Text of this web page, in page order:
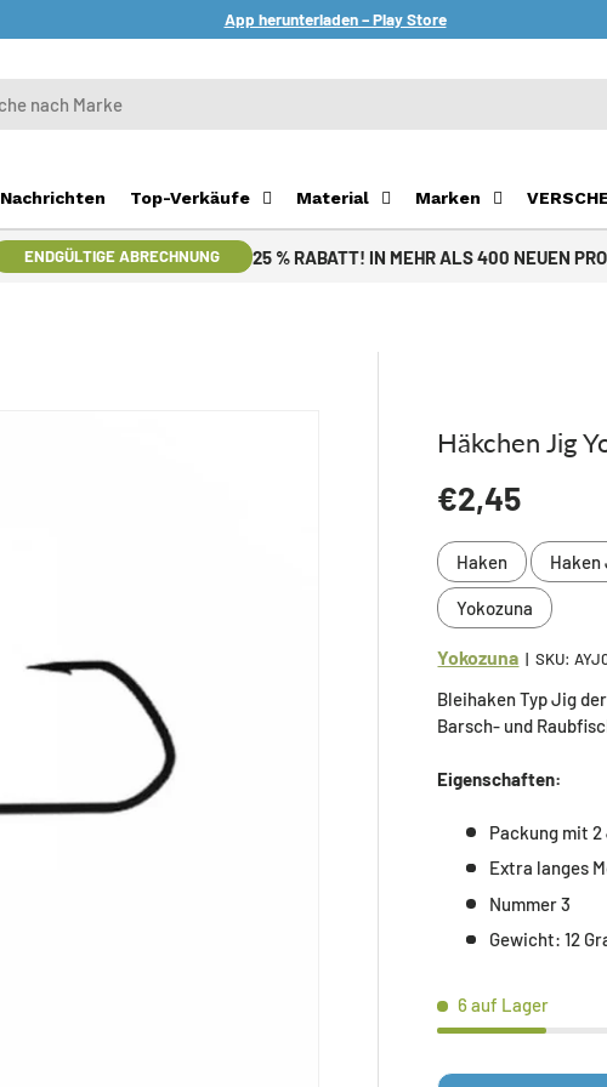
App herunterladen – Play Store
Nachrichten Top-Verkäufe Material Marken
ENDGÜLTIGE ABRECHNUNG 25 % RABATT! IN MEHR ALS 400 NEUEN
Häkchen Jig
Normaler
€2,45
Haken Haken
Yokozuna
Yokozuna |SKU:
Bleihaken Typ Jig
Barsch- und
Eigenschaften:
Packung mit
Extra langes
Nummer 3
Gewicht: 12
6 auf Lager